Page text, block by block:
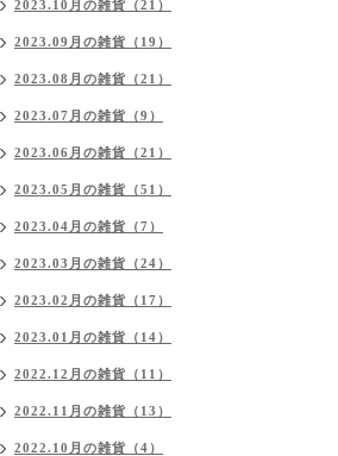
2023.10月の雑貨（21）
2023.09月の雑貨（19）
2023.08月の雑貨（21）
2023.07月の雑貨（9）
2023.06月の雑貨（21）
2023.05月の雑貨（51）
2023.04月の雑貨（7）
2023.03月の雑貨（24）
2023.02月の雑貨（17）
2023.01月の雑貨（14）
2022.12月の雑貨（11）
2022.11月の雑貨（13）
2022.10月の雑貨（4）